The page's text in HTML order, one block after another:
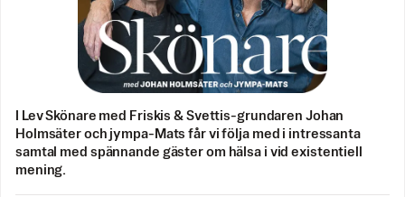
I Lev Skönare med Friskis & Svettis-grundaren Johan
Holmsäter och jympa-Mats får vi följa med i intressanta
samtal med spännande gäster om hälsa i vid existentiell
mening.